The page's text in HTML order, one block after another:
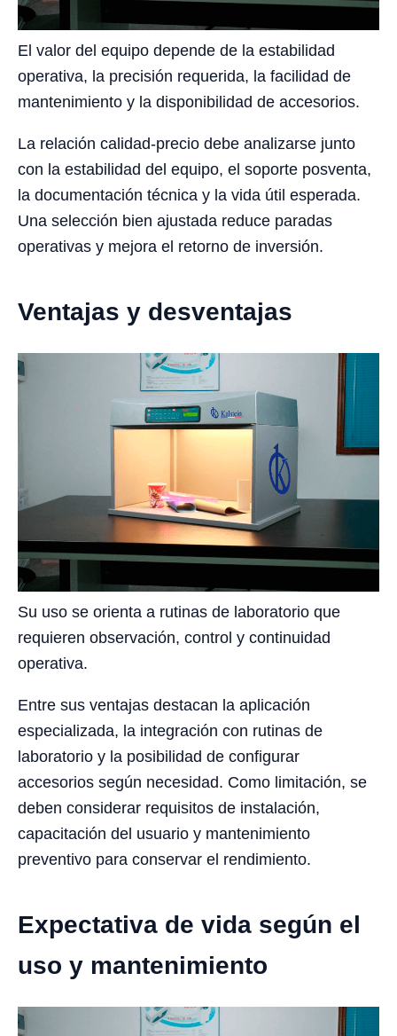
El valor del equipo depende de la estabilidad
operativa, la precisión requerida, la facilidad de
mantenimiento y la disponibilidad de accesorios.
La relación calidad-precio debe analizarse junto
con la estabilidad del equipo, el soporte posventa,
la documentación técnica y la vida útil esperada.
Una selección bien ajustada reduce paradas
operativas y mejora el retorno de inversión.
Ventajas y desventajas
Su uso se orienta a rutinas de laboratorio que
requieren observación, control y continuidad
operativa.
Entre sus ventajas destacan la aplicación
especializada, la integración con rutinas de
laboratorio y la posibilidad de configurar
accesorios según necesidad. Como limitación, se
deben considerar requisitos de instalación,
capacitación del usuario y mantenimiento
preventivo para conservar el rendimiento.
Expectativa de vida según el
uso y mantenimiento